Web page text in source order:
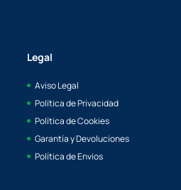
Legal
Aviso Legal
Política de Privacidad
Política de Cookies
Garantía y Devoluciones
Política de Envios